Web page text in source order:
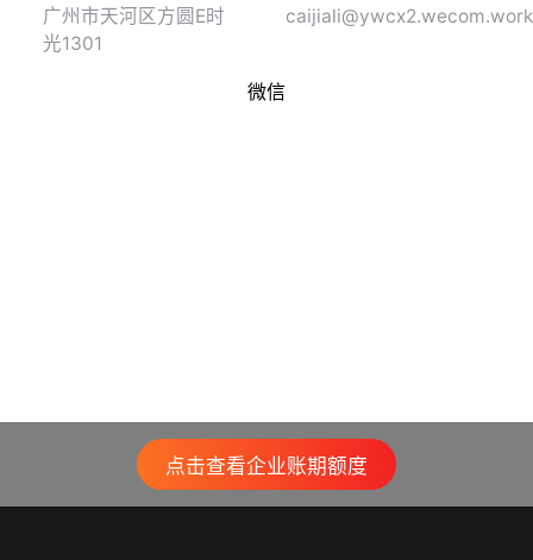
广州市天河区方圆E时
光1301
caijiali@ywcx2.wecom.work
微信
点击查看企业账期额度